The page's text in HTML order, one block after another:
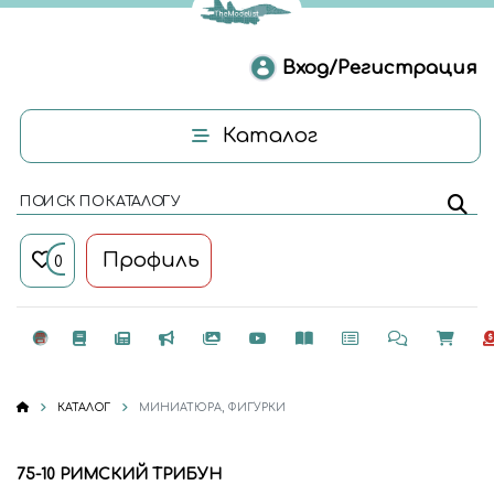
Вход/Регистрация
Каталог
ПОИСК ПО КАТАЛОГУ
0 Профиль
КАТАЛОГ МИНИАТЮРА, ФИГУРКИ
75-10 РИМСКИЙ ТРИБУН